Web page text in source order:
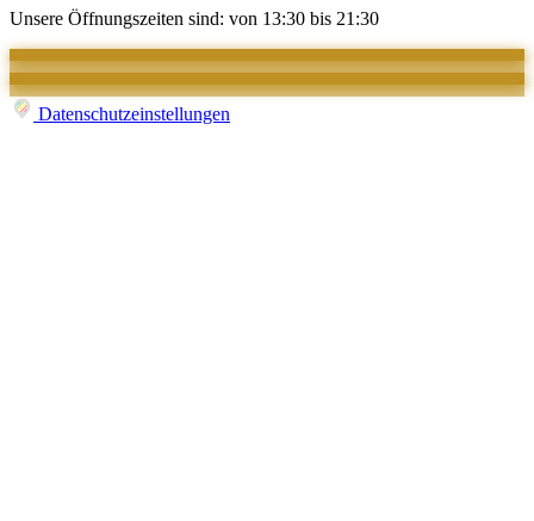
Unsere Öffnungszeiten sind: von 13:30 bis 21:30
Datenschutzeinstellungen